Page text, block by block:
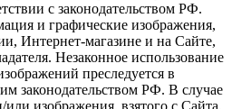
с законодательством РФ.
и графические изображения,
Интернет-магазине и на Сайте,
Незаконное использование
преследуется в
законодательством РФ. В случае
изображения, взятого c Сайта,